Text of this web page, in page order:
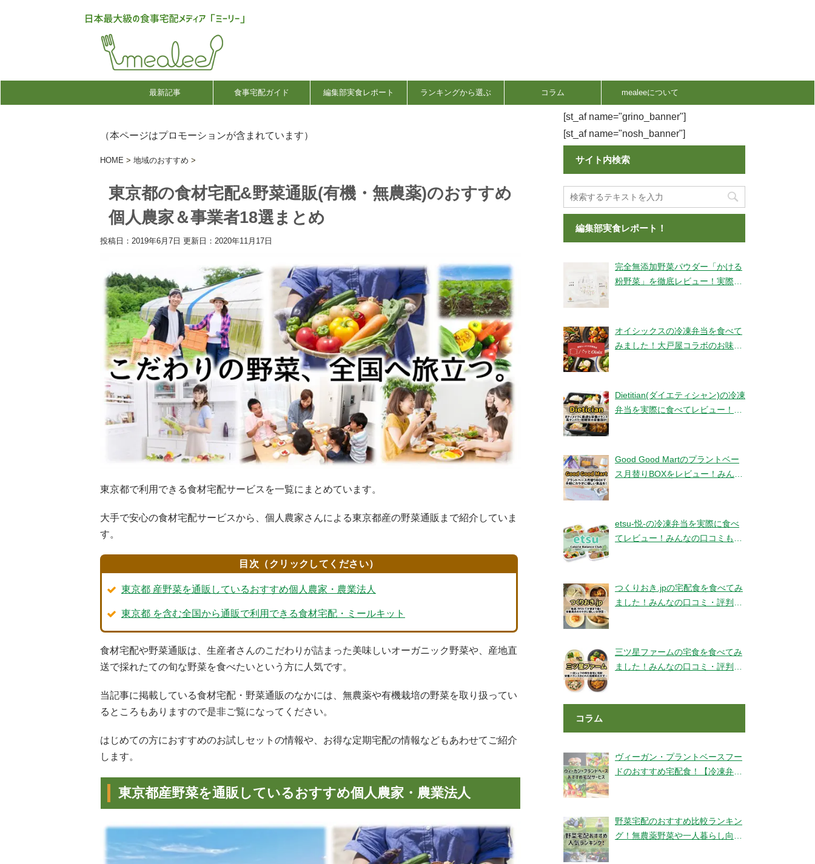
最新記事 食事宅配ガイド 編集部実食レポート ランキングから選ぶ コラム mealeeについて
（本ページはプロモーションが含まれています）
HOME > 地域のおすすめ >
東京都の食材宅配&野菜通販(有機・無農薬)のおすすめ
個人農家＆事業者18選まとめ
投稿日：2019年6月7日 更新日： 2020年11月17日
東京都で利用できる食材宅配サービスを一覧にまとめています。
大手で安心の食材宅配サービスから、個人農家さんによる東京都産の野菜通販まで紹介していま
す。
目次（クリックしてください）
東京都 産野菜を通販しているおすすめ個人農家・農業法人
東京都 を含む全国から通販で利用できる食材宅配・ミールキット
食材宅配や野菜通販は、生産者さんのこだわりが詰まった美味しいオーガニック野菜や、産地直
送で採れたての旬な野菜を食べたいという方に人気です。
当記事に掲載している食材宅配・野菜通販のなかには、無農薬や有機栽培の野菜を取り扱ってい
るところもありますので是非ご覧になってください。
はじめての方におすすめのお試しセットの情報や、お得な定期宅配の情報などもあわせてご紹介
します。
東京都産野菜を通販しているおすすめ個人農家・農業法人
[st_af name="grino_banner"]
[st_af name="nosh_banner"]
サイト内検索
編集部実食レポート！
完全無添加野菜パウダー「かける
粉野菜」を徹底レビュー！実際に
オイシックスの冷凍弁当を食べて
みました！大戸屋コラボのお味と
Dietitian(ダイエティシャン)の冷凍
弁当を実際に食べてレビュー！み
Good Good Martのプラントベー
ス月替りBOXをレビュー！みんな
etsu-悦-の冷凍弁当を実際に食べ
てレビュー！みんなの口コミもチ
つくりおき.jpの宅配食を食べてみ
ました！みんなの口コミ・評判も
三ツ星ファームの宅食を食べてみ
ました！みんなの口コミ・評判も
コラム
ヴィーガン・プラントベースフー
ドのおすすめ宅配食！【冷凍弁
野菜宅配のおすすめ比較ランキン
グ！無農薬野菜や一人暮らし向け